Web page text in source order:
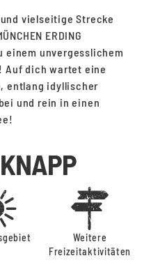
vielseitige Strecke
ERDING
einem unvergesslichem
Auf dich wartet eine
entlang idyllischer
und rein in einen
Weitere
Freizeitaktivitäten